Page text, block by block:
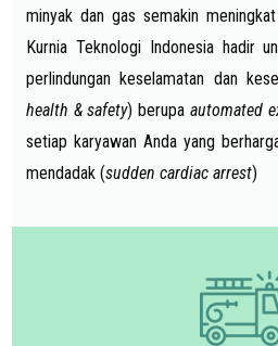
minyak dan gas semakin
Kurnia Teknologi Indonesia hadir
perlindungan keselamatan dan
health & safety) berupa automated
setiap karyawan Anda yang
mendadak (sudden cardiac arrest)